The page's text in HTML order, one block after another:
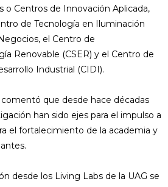
o Centros de Innovación Aplicada,
de Tecnología en Iluminación
el Centro de
Renovable (CSER) y el Centro de
Industrial (CIDI).
comentó que desde hace décadas
han sido ejes para el impulso a
el fortalecimiento de la academia y
desde los Living Labs de la UAG se